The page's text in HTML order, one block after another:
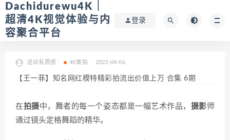
Dachidurewu4K｜
超清4K视觉体验与内
容聚合平台
登录
这丝有质感 4K美拍 2023-04-06
【王一菲】知名网红模特精彩拍流出价值上万 合集 6期
在拍摄中，舞者的每一个姿态都是一幅艺术作品， 摄影师
通过镜头定格舞蹈的精华。